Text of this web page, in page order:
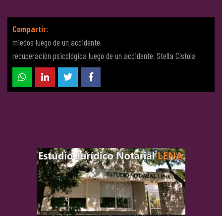
Compartir:
miedos luego de un accidente,
recuperación psicológica luego de un accidente,Stella Cístola